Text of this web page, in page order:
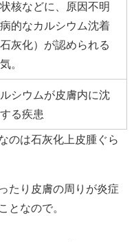
核などに、原因不明
的なカルシウム沈着
石灰化）が認められる
。
シウムが皮膚内に沈
る疾患
のは石灰化上皮腫ぐら
たり皮膚の周りが炎症
となので。